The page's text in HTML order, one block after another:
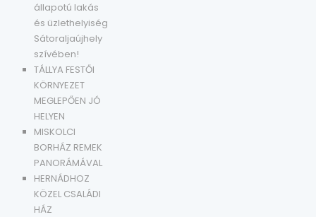
állapotú lakás
és üzlethelyiség
Sátoraljaújhely
szívében!
TÁLLYA FESTŐI
KÖRNYEZET
MEGLEPŐEN JÓ
HELYEN
MISKOLCI
BORHÁZ REMEK
PANORÁMÁVAL
HERNÁDHOZ
KÖZEL CSALÁDI
HÁZ